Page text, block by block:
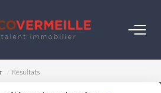
ACHETER
Résultats